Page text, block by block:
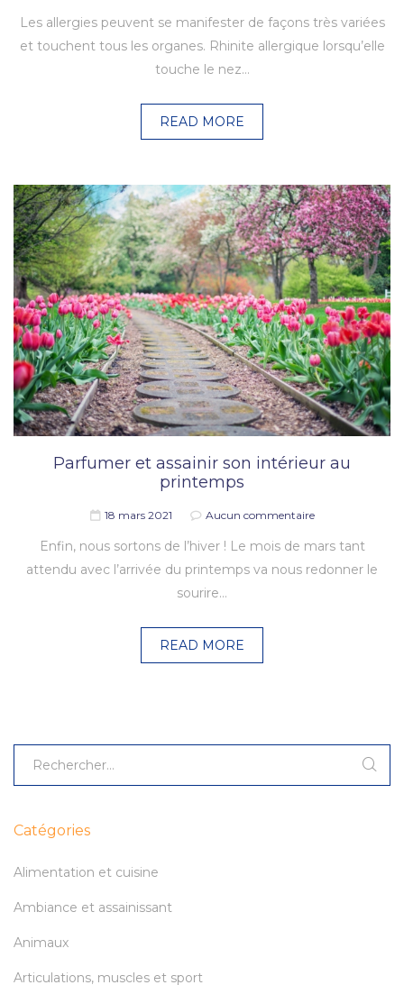
Les allergies peuvent se manifester de façons très variées
et touchent tous les organes. Rhinite allergique lorsqu’elle
touche le nez…
READ MORE
Parfumer et assainir son intérieur au
printemps
18 mars 2021 Aucun commentaire
Enfin, nous sortons de l’hiver ! Le mois de mars tant
attendu avec l’arrivée du printemps va nous redonner le
sourire…
READ MORE
Catégories
Alimentation et cuisine
Ambiance et assainissant
Animaux
Articulations, muscles et sport